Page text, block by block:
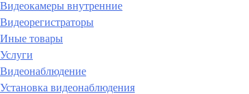
Видеокамеры внутренние
Видеорегистраторы
Иные товары
Услуги
Видеонаблюдение
Установка видеонаблюдения